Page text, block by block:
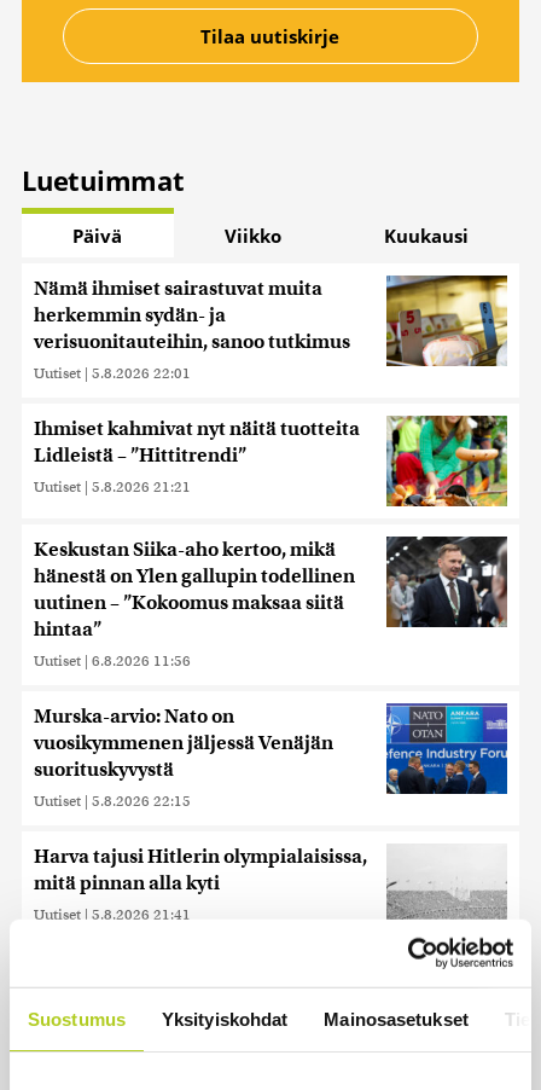
Suostumus Yksityiskohdat Mainosasetukset
Luetuimmat
Päivä Viikko Kuukausi
Nämä ihmiset sairastuvat muita
herkemmin sydän- ja
verisuonitauteihin, sanoo tutkimus
Uutiset | 5.8.2026 22:01
Ihmiset kahmivat nyt näitä tuotteita
Lidleistä – ”Hittitrendi”
Uutiset | 5.8.2026 21:21
Keskustan Siika-aho kertoo, mikä
hänestä on Ylen gallupin todellinen
uutinen – ”Kokoomus maksaa siitä
hintaa”
Uutiset | 6.8.2026 11:56
Murska-arvio: Nato on
vuosikymmenen jäljessä Venäjän
suorituskyvystä
Uutiset | 5.8.2026 22:15
Harva tajusi Hitlerin olympialaisissa,
mitä pinnan alla kyti
Uutiset | 5.8.2026 21:41
kruununprinsessa?